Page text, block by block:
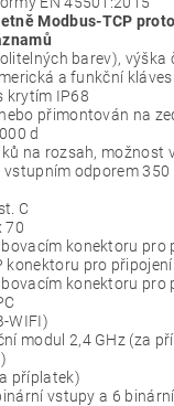
Modbus-TCP
barev),
a funkční
krytím IP68
přimontován na
d
na rozsah, možnost
odporem 350
C
70
konektoru pro
konektoru pro
konektoru pro
WIFI)
modul 2,4 GHz (za
příplatek)
vstupy a 6